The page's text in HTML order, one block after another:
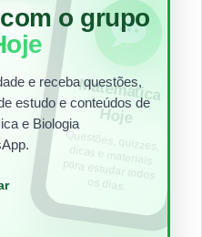
o grupo
e receba questões,
estudo e conteúdos de
e Biologia
Matem
ática
Hoje
Questões, quizzes,
dicas e materiais
para estudar todos
os dias.